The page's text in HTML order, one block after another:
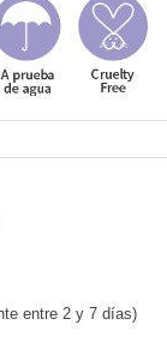
entre 2 y 7 días)